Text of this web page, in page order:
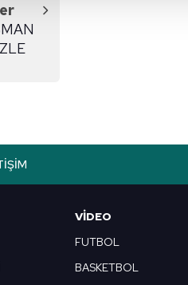
kişiselleştirilmesi ve sizlere
dahilinde kullanılacaktır.
Çerezlere ilişkin detaylı
VIDEO
FUTBOL
BASKETBOL